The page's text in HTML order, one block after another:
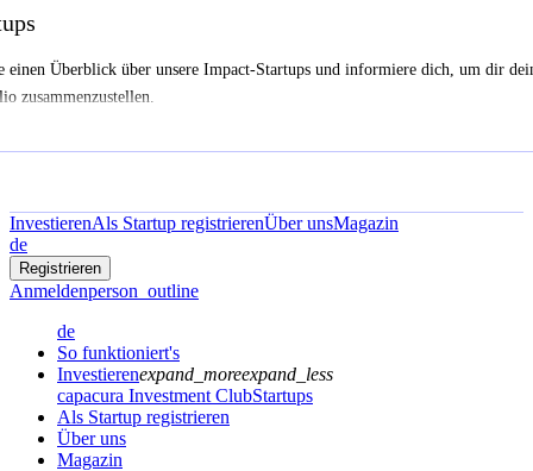
einen Überblick über unsere Impact-Startups und informiere dich, um dir
zusammenzustellen.
InvestierenAls Startup registrierenÜber unsMagazin
de
Registrieren
Anmeldenperson_outline
de
So funktioniert's
Investierenexpand_moreexpand_less
capacura Investment ClubStartups
Als Startup registrieren
Über uns
Magazin